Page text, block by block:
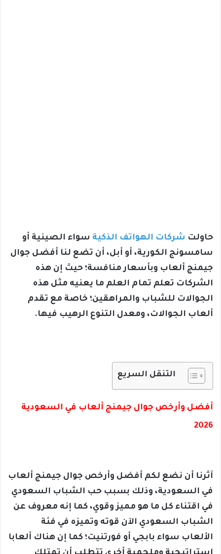
حاولت شركات الهواتف الذكية سواء الصينية أو
سامسونج الكورية، أو أبل، أن تضع لنا أفضل جوال
جيمنج ألعاب وبأسعار منافسة؛ حيث إن هذه
الشركات تعلم تمام العلم ما يعنيه مثل هذه
الجوالات للشباب والمراهقين؛ خاصة مع تقدم
ألعاب الجوالات، ومعدل التنوع الرهيب فيها.
التنقل السريع
أفضل وأرخص جوال جيمنج ألعاب في السعودية
2026
آثرنا أن نضع لكم أفضل وأرخص جوال جيمنج ألعاب
في السعودية، وذلك بسبب حب الشباب السعودي
في اقتناء كل ما هو مميز وقوي، كما إنه معروف عن
الشباب السعودي الآن قوته وتميزه في فئة
الألعاب سواء بابجي أو فورتنيت؛ كما إن هناك ألعابا